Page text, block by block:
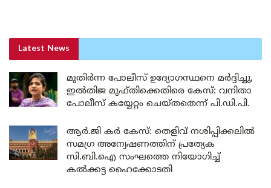
Latest News
മുതിർന്ന പോലീസ് ഉദ്യോഗസ്ഥനെ മർദ്ദിച്ചു,
ഇൽതിജ മുഫ്തിക്കെതിരെ കേസ്: വനിതാ
പോലീസ് കയ്യേറ്റം ചെയ്തതെന്ന് പി.ഡി.പി.
ആർ.ജി കർ കേസ്: തെളിവ് നശിപ്പിക്കലിൽ
സമഗ്ര അന്വേഷണത്തിന് പ്രത്യേക
സി.ബി.ഐ സംഘത്തെ നിയോഗിച്ച്
കൽക്കട്ട ഹൈക്കോടതി